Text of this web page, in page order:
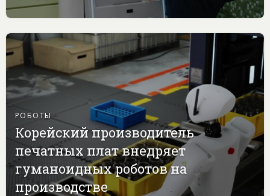
РОБОТЫ
Корейский производитель
печатных плат внедряет
гуманоидных роботов на
производстве